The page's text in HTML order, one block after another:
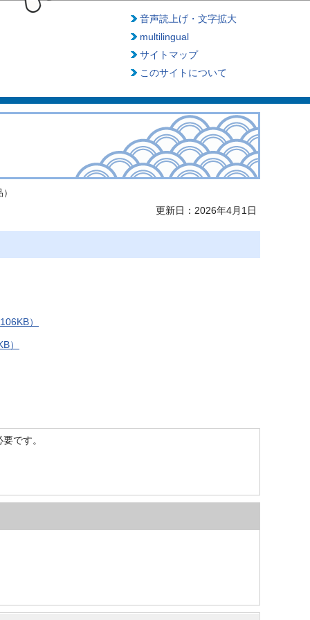
音声読上げ・文字拡大
multilingual
サイトマップ
このサイトについて
更新日：2026年4月1日
）
）
です。